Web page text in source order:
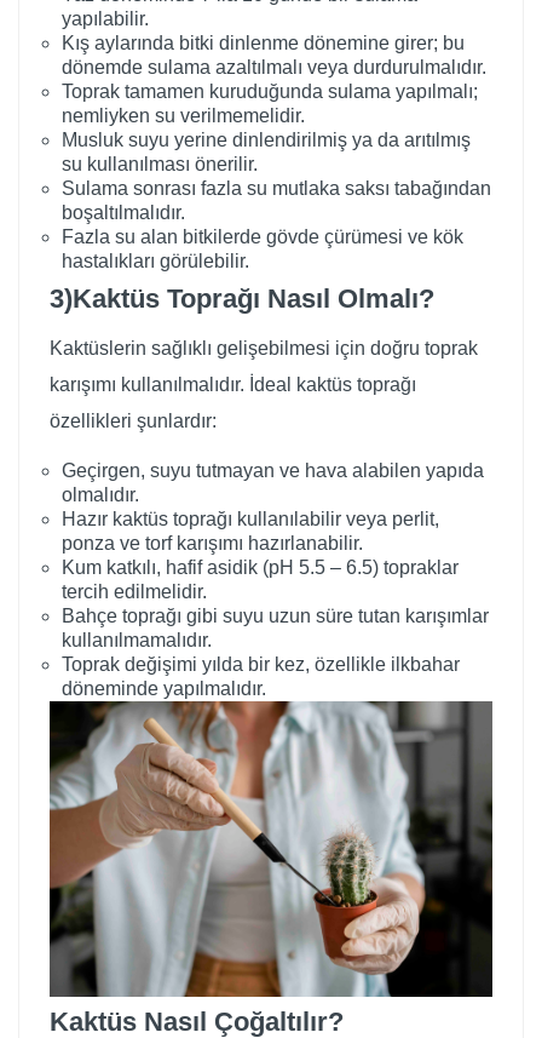
yapılabilir.
Kış aylarında bitki dinlenme dönemine girer; bu
dönemde sulama azaltılmalı veya durdurulmalıdır.
Toprak tamamen kuruduğunda sulama yapılmalı;
nemliyken su verilmemelidir.
Musluk suyu yerine dinlendirilmiş ya da arıtılmış
su kullanılması önerilir.
Sulama sonrası fazla su mutlaka saksı tabağından
boşaltılmalıdır.
Fazla su alan bitkilerde gövde çürümesi ve kök
hastalıkları görülebilir.
3)Kaktüs Toprağı Nasıl Olmalı?
Kaktüslerin sağlıklı gelişebilmesi için doğru toprak
karışımı kullanılmalıdır. İdeal kaktüs toprağı
özellikleri şunlardır:
Geçirgen, suyu tutmayan ve hava alabilen yapıda
olmalıdır.
Hazır kaktüs toprağı kullanılabilir veya perlit,
ponza ve torf karışımı hazırlanabilir.
Kum katkılı, hafif asidik (pH 5.5 – 6.5) topraklar
tercih edilmelidir.
Bahçe toprağı gibi suyu uzun süre tutan karışımlar
kullanılmamalıdır.
Toprak değişimi yılda bir kez, özellikle ilkbahar
döneminde yapılmalıdır.
Kaktüs Nasıl Çoğaltılır?